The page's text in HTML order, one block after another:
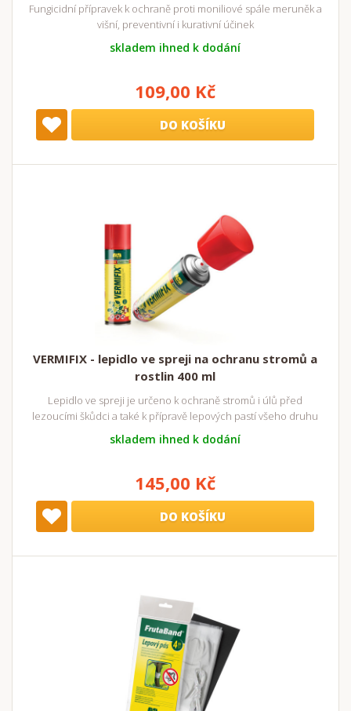
Fungicidní přípravek k ochraně proti moniliové spále meruněk a
višní, preventivní i kurativní účinek
skladem ihned k dodání
109,00 Kč
DO KOŠÍKU
VERMIFIX - lepidlo ve spreji na ochranu stromů a
rostlin 400 ml
Lepidlo ve spreji je určeno k ochraně stromů i úlů před
lezoucími škůdci a také k přípravě lepových pastí všeho druhu
skladem ihned k dodání
145,00 Kč
DO KOŠÍKU